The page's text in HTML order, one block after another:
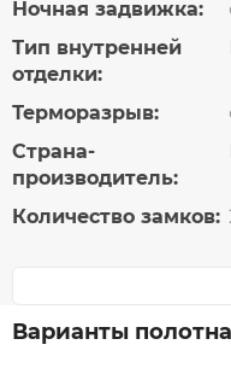
Ночная задвижка:
Тип внутренней
отделки:
Терморазрыв:
Страна-
производитель:
Количество замков:
Варианты полотна